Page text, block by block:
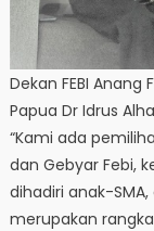
Dekan FEBI
Papua Dr Idrus
“Kami ada
dan Gebyar Febi,
dihadiri anak-
merupakan